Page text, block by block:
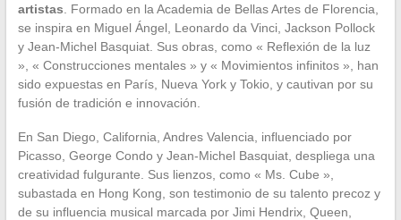
artistas . Formado en la Academia de Bellas Artes de Florencia,
se inspira en Miguel Ángel, Leonardo da Vinci, Jackson Pollock
y Jean-Michel Basquiat. Sus obras, como « Reflexión de la luz
», « Construcciones mentales » y « Movimientos infinitos », han
sido expuestas en París, Nueva York y Tokio, y cautivan por su
fusión de tradición e innovación.
En San Diego, California, Andres Valencia, influenciado por
Picasso, George Condo y Jean-Michel Basquiat, despliega una
creatividad fulgurante. Sus lienzos, como « Ms. Cube »,
subastada en Hong Kong, son testimonio de su talento precoz y
de su influencia musical marcada por Jimi Hendrix, Queen,